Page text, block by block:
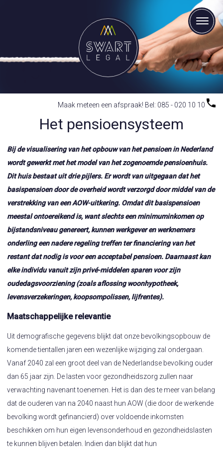
Maak meteen een afspraak! Bel: 085 - 020 10 10
Het pensioensysteem
Bij de visualisering van het opbouw van het pensioen in Nederland
wordt gewerkt met het model van het zogenoemde pensioenhuis.
Dit huis bestaat uit drie pijlers. Er wordt van uitgegaan dat het
basispensioen door de overheid wordt verzorgd door middel van de
verstrekking van een AOW-uitkering. Omdat dit basispensioen
meestal ontoereikend is, want slechts een minimuminkomen op
bijstandsniveau genereert, kunnen werkgever en werknemers
onderling een nadere regeling treffen ter financiering van het
restant dat nodig is voor een acceptabel pensioen. Daarnaast kan
elke individu vanuit zijn privé-middelen sparen voor zijn
oudedagsvoorziening (zoals aflossing woonhypotheek,
levensverzekeringen, koopsompolissen, lijfrentes).
Maatschappelijke relevantie
Uit demografische gegevens blijkt dat onze bevolkingsopbouw de
komende tientallen jaren een wezenlijke wijziging zal ondergaan.
Vanaf 2040 zal een groot deel van de Nederlandse bevolking ouder
dan 65 jaar zijn. De lasten voor gezondheidszorg zullen naar
verwachting navenant toenemen. Het is dan des te meer van belang
dat de ouderen van na 2040 naast hun AOW (die door de werkende
bevolking wordt gefinancierd) over voldoende inkomsten
beschikken om hun eigen levensonderhoud en gezondheidslasten
te kunnen blijven betalen. Indien dan blijkt dat hun